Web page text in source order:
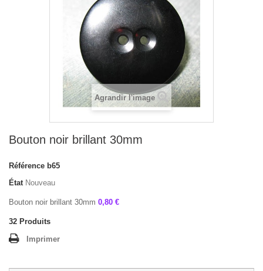
Agrandir l'image
Bouton noir brillant 30mm
Référence b65
État Nouveau
Bouton noir brillant 30mm 0,80 €
32 Produits
Imprimer